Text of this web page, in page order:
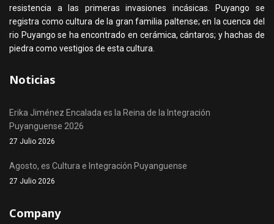
resistencia a las primeras invasiones incásicas. Puyango se
registra como cultura de la gran familia paltense; en la cuenca del
rio Puyango se ha encontrado en cerámica, cántaros; y hachas de
piedra como vestigios de esta cultura.
Noticias
Erika Jiménez Encalada es la Reina de la Integración
Puyanguense 2026
27 Julio 2026
Agosto, es Cultura e Integración Puyanguense
27 Julio 2026
Company